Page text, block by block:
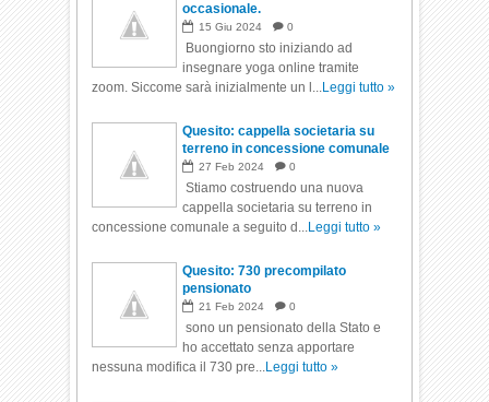
occasionale.
15 Giu 2024 0
Buongiorno sto iniziando ad
insegnare yoga online tramite
zoom. Siccome sarà inizialmente un l...Leggi tutto »
Quesito: cappella societaria su
terreno in concessione comunale
27 Feb 2024 0
Stiamo costruendo una nuova
cappella societaria su terreno in
concessione comunale a seguito d...Leggi tutto »
Quesito: 730 precompilato
pensionato
21 Feb 2024 0
sono un pensionato della Stato e
ho accettato senza apportare
nessuna modifica il 730 pre...Leggi tutto »